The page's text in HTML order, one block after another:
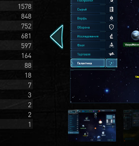
1578
848
752
681
597
164
88
18
7
3
2
2
1